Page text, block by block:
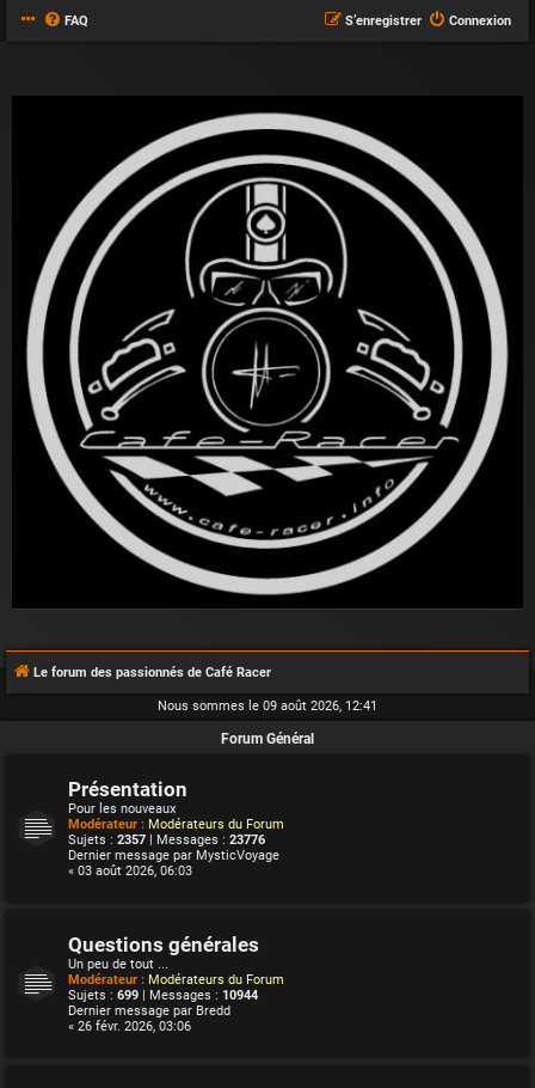
FAQ Connexion
S’enregistrer
Le forum des passionnés de Café Racer
Nous sommes le 09 août 2026, 12:41
Forum Général
Présentation
Pour les nouveaux
Modérateur : Modérateurs du Forum
Sujets : 2357 | Messages : 23776
Dernier message par MysticVoyage
« 03 août 2026, 06:03
Questions générales
Un peu de tout ...
Modérateur : Modérateurs du Forum
Sujets : 699 | Messages : 10944
Dernier message par Bredd
« 26 févr. 2026, 03:06